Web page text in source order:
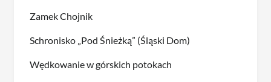
Zamek Chojnik
Schronisko „Pod Śnieżką” (Śląski Dom)
Wędkowanie w górskich potokach